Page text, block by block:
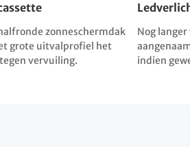
zonneschermdak
grote uitvalproﬁel het
vervuiling.
Nog
indien